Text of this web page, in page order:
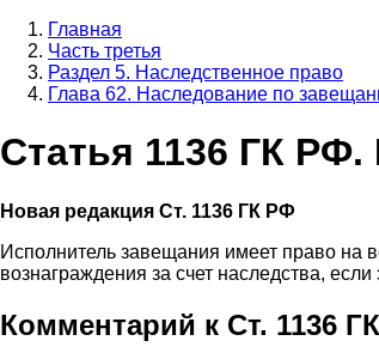
Главная
Часть третья
Раздел 5. Наследственное право
Глава 62. Наследование по
Статья 1136 ГК
Новая редакция Ст. 1136 ГК РФ
Исполнитель завещания имеет право на
вознаграждения за счет наследства,
Комментарий к Ст. 1136